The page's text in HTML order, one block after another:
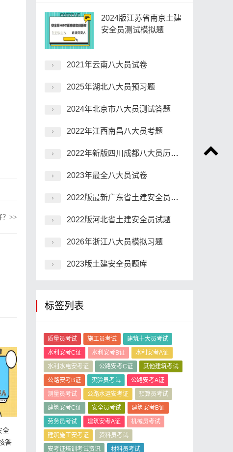
>>
全
答
2024版江苏省南京土建
安全员测试模拟题
2021年云南八大员试卷
2025年湖北八大员预习题
2024年北京市八大员测试答题
2022年江西南昌八大员考题
2022年新版四川成都八大员历年题库
2023年最全八大员试卷
2022版最新广东省土建安全员模拟习题
2022版河北省土建安全员试题
2026年浙江八大员模拟习题
2023版土建安全员题库
标签列表
质量员考试 施工员考试
建筑十大员考试
水利安考C证
水利安考B证
水利安考A证
水利水电安考证
公路安考C证
其他建筑考试
公路安考B证
实验员考试
公路安考A证
测量员考试
公路水运安考证
预算员考试
建筑安考C证
安全员考试
建筑安考B证
劳务员考试
建筑安考A证
机械员考试
建筑施工安考证
资料员考试
安考证培训考试资讯
材料员考试